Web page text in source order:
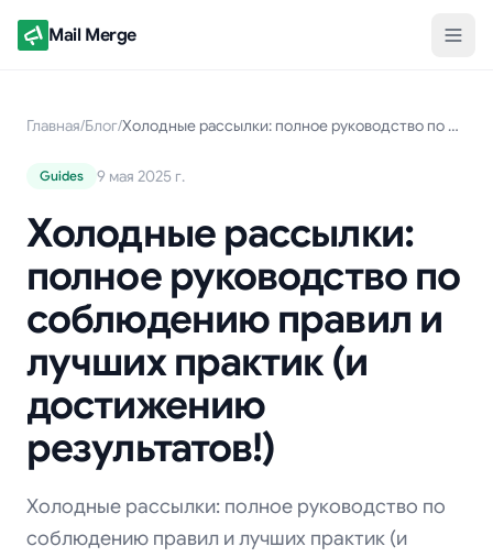
Mail Merge
Главная/Блог/ Холодные рассылки: полное руководство по соблюдению правил и лучших практик (и достижению результатов!)
Guides 9 мая 2025 г.
Холодные рассылки:
полное руководство по
соблюдению правил и
лучших практик (и
достижению
результатов!)
Холодные рассылки: полное руководство по
соблюдению правил и лучших практик (и